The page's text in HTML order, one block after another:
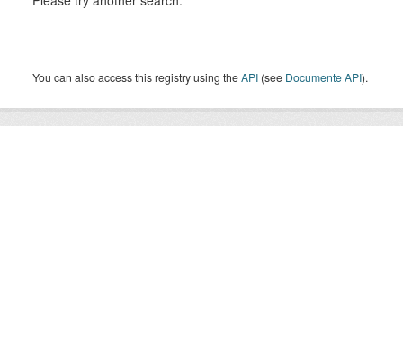
You can also access this registry using theAPI (see Documente API).